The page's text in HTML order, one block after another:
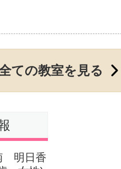
サイトマッ
ての教室を見る
明日香